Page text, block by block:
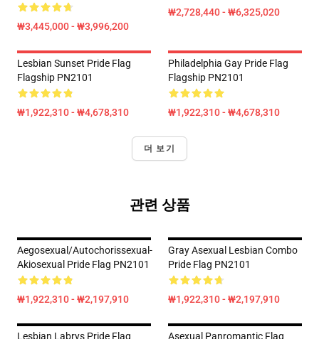
₩3,445,000 - ₩3,996,200
₩2,728,440 - ₩6,325,020
Lesbian Sunset Pride Flag
Flagship PN2101
₩1,922,310 - ₩4,678,310
Philadelphia Gay Pride Flag
Flagship PN2101
₩1,922,310 - ₩4,678,310
더 보기
관련 상품
Aegosexual/Autochorissexual-
Akiosexual Pride Flag PN2101
₩1,922,310 - ₩2,197,910
Gray Asexual Lesbian Combo
Pride Flag PN2101
₩1,922,310 - ₩2,197,910
Lesbian Labrys Pride Flag
Asexual Panromantic Flag